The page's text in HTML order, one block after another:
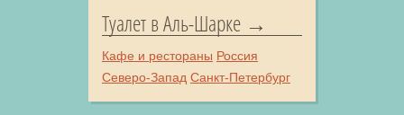
Туалет в Аль-Шарке
Кафе и рестораны Россия
Северо-Запад Санкт-Петербург